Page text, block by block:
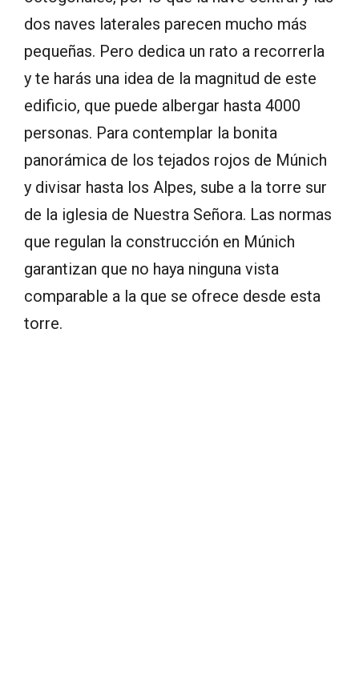
dos naves laterales parecen mucho más
pequeñas. Pero dedica un rato a recorrerla
y te harás una idea de la magnitud de este
edificio, que puede albergar hasta 4000
personas. Para contemplar la bonita
panorámica de los tejados rojos de Múnich
y divisar hasta los Alpes, sube a la torre sur
de la iglesia de Nuestra Señora. Las normas
que regulan la construcción en Múnich
garantizan que no haya ninguna vista
comparable a la que se ofrece desde esta
torre.